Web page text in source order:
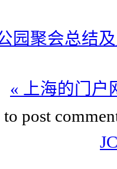
园聚会总结
« 上海的门户
post